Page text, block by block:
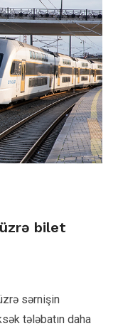
bilet
sərnişin
tələbatın daha